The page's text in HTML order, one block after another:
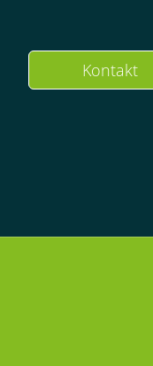
Kontakt